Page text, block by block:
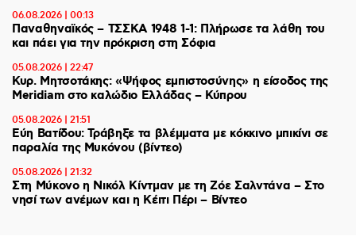
06.08.2026 | 00:13
Παναθηναϊκός – ΤΣΣΚΑ 1948 1-1: Πλήρωσε τα λάθη του
και πάει για την πρόκριση στη Σόφια
05.08.2026 | 22:47
Κυρ. Μητσοτάκης: «Ψήφος εμπιστοσύνης» η είσοδος της
Meridiam στο καλώδιο Ελλάδας – Κύπρου
05.08.2026 | 21:51
Εύη Βατίδου: Τράβηξε τα βλέμματα με κόκκινο μπικίνι σε
παραλία της Μυκόνου (βίντεο)
05.08.2026 | 21:32
Στη Μύκονο η Νικόλ Κίντμαν με τη Ζόε Σαλντάνα – Στο
νησί των ανέμων και η Κέιτι Πέρι – Βίντεο